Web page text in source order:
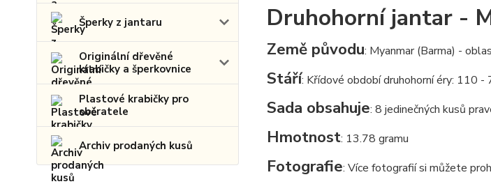
Šperky z jantaru
Originální dřevěné
krabičky a šperkovnice
Plastové krabičky pro
sběratele
Archiv prodaných kusů
Druhohorní jantar -
Země původu: Myanmar (Barma) -
Stáří: Křídové období druhohorní éry: 110
Sada obsahuje: 8 jedinečných kusů
Hmotnost: 13.78 gramu
Fotografie: Více fotografií si můžete